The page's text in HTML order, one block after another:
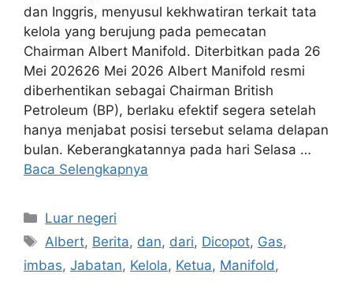
dan Inggris, menyusul kekhwatiran terkait tata
kelola yang berujung pada pemecatan
Chairman Albert Manifold. Diterbitkan pada 26
Mei 202626 Mei 2026 Albert Manifold resmi
diberhentikan sebagai Chairman British
Petroleum (BP), berlaku efektif segera setelah
hanya menjabat posisi tersebut selama delapan
bulan. Keberangkatannya pada hari Selasa …
Baca Selengkapnya
Kategori
Luar negeri
Tag
Albert, Berita, dan, dari, Dicopot, Gas,
imbas, Jabatan, Kelola, Ketua, Manifold ,